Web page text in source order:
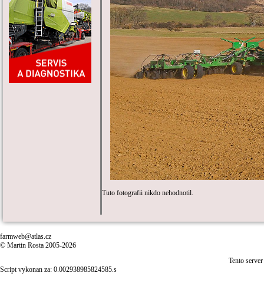
Tuto fotografii nikdo nehodnotil.
farmweb@atlas.cz
© Martin Rosta 2005-2026
Tento
Script vykonan za: 0.002938985824585.s